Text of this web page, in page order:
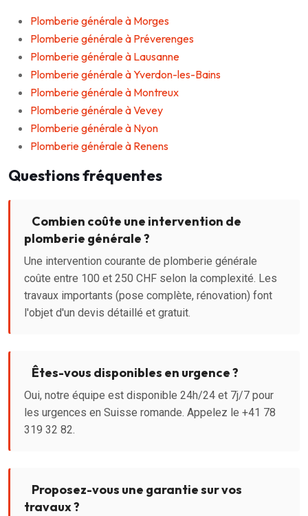
Plomberie générale à Morges
Plomberie générale à Préverenges
Plomberie générale à Lausanne
Plomberie générale à Yverdon-les-Bains
Plomberie générale à Montreux
Plomberie générale à Vevey
Plomberie générale à Nyon
Plomberie générale à Renens
Questions fréquentes
Combien coûte une intervention de
plomberie générale ?
Une intervention courante de plomberie générale
coûte entre 100 et 250 CHF selon la complexité. Les
travaux importants (pose complète, rénovation) font
l'objet d'un devis détaillé et gratuit.
Êtes-vous disponibles en urgence ?
Oui, notre équipe est disponible 24h/24 et 7j/7 pour
les urgences en Suisse romande. Appelez le +41 78
319 32 82.
Proposez-vous une garantie sur vos
travaux ?